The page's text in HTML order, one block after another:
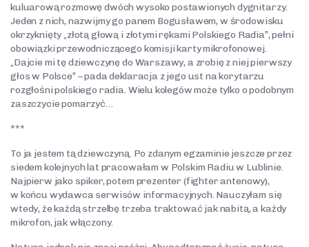
kuluarową rozmowę dwóch wysoko postawionych dygnitarzy.
Jeden z nich, nazwijmy go panem Bogusławem, w środowisku
okrzyknięty „złotą głową i złotymi rękami Polskiego Radia”, pełni
obowiązki przewodniczącego komisji karty mikrofonowej.
„Dajcie mi tę dziewczynę do Warszawy, a zrobię z niej pierwszy
głos w Polsce” – pada deklaracja z jego ust na korytarzu
rozgłośni polskiego radia. Wielu kolegów może tylko o podobnym
zaszczycie pomarzyć…
***
To ja jestem tą dziewczyną. Po zdanym egzaminie jeszcze przez
siedem kolejnych lat pracowałam w Polskim Radiu w Lublinie.
Najpierw jako spiker, potem prezenter (fighter antenowy),
w końcu wydawca serwisów informacyjnych. Nauczyłam się
wtedy, że każdą strzelbę trzeba traktować jak nabitą, a każdy
mikrofon, jak włączony.